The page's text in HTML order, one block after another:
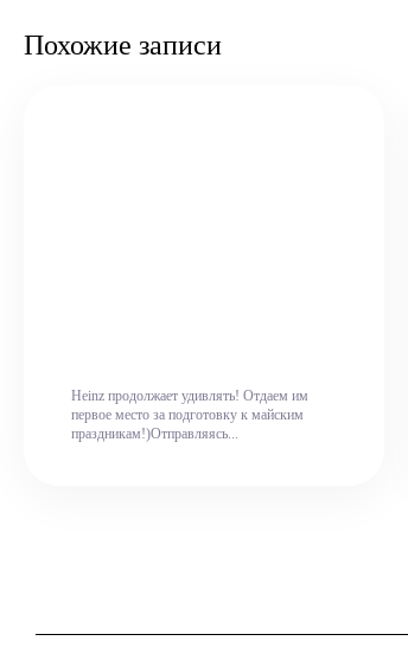
Похожие записи
Heinz продолжает удивлять! Отдаем им
первое место за подготовку к майским
праздникам!)Отправляясь...